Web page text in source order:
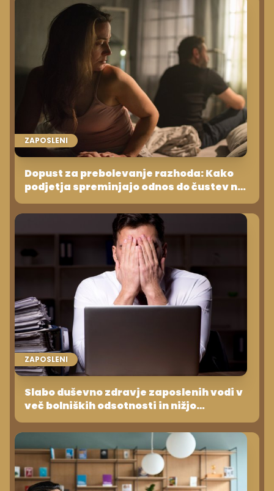
ZAPOSLENI
Dopust za prebolevanje razhoda: Kako
podjetja spreminjajo odnos do čustev na
ZAPOSLENI
Slabo duševno zdravje zaposlenih vodi v
več bolniških odsotnosti in nižjo